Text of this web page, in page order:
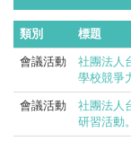
類別 標題
會議活動
社團法人
學校競爭
會議活動
社團法人
研習活動。